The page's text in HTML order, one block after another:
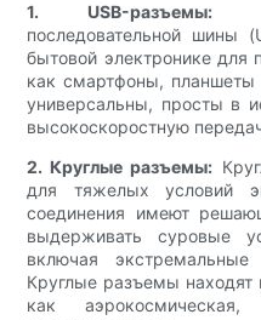
1. USB-разъемы:
последовательной шины
бытовой электронике для
как смартфоны,
универсальны, просты в
высокоскоростную
2. Круглые разъемы:
для тяжелых условий
соединения имеют
выдерживать суровые
включая
Круглые разъемы находят
как